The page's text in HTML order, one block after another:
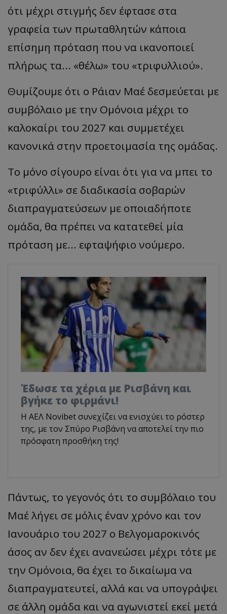
ότι μέχρι στιγμής δεν έφτασε στα
γραφεία των πρωταθλητών κάποια
επίσημη πρόταση που να ικανοποιεί
πλήρως τα... «θέλω» του «τριφυλλιού».
Θυμίζουμε ότι ο Ράιαν Μαέ δεσμεύεται με
συμβόλαιο με την Ομόνοια μέχρι το
καλοκαίρι του 2027 και συμμετέχει
κανονικά στην προετοιμασία της ομάδας.
Το μόνο σίγουρο είναι ότι για να μπει το
«τριφύλλι» σε διαδικασία σοβαρών
διαπραγματεύσεων με οποιαδήποτε
ομάδα, θα πρέπει να κατατεθεί μία
πρόταση με... εφταψήφιο νούμερο.
Έδωσε τα χέρια με Ρισβάνη και
βγήκε το φιρμάνι!
Η ΑΕΛ Novibet συνεχίζει να ενισχύει το ρόστερ
της, με τον Σπύρο Ρισβάνη να αποτελεί την πιο
πρόσφατη προσθήκη της!
Πάντως, το γεγονός ότι το συμβόλαιο του
Μαέ λήγει σε μόλις έναν χρόνο και τον
Ιανουάριο του 2027 ο Βελγομαροκινός
άσος αν δεν έχει ανανεώσει μέχρι τότε με
την Ομόνοια, θα έχει το δικαίωμα να
διαπραγματευτεί, αλλά και να υπογράψει
σε άλλη ομάδα και να αγωνιστεί εκεί μετά